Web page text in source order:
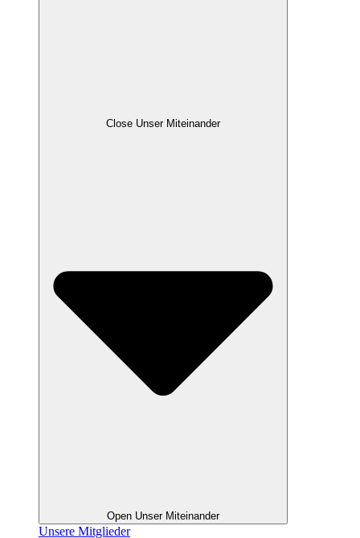
Close Unser Miteinander
Open Unser Miteinander
Unsere Mitglieder